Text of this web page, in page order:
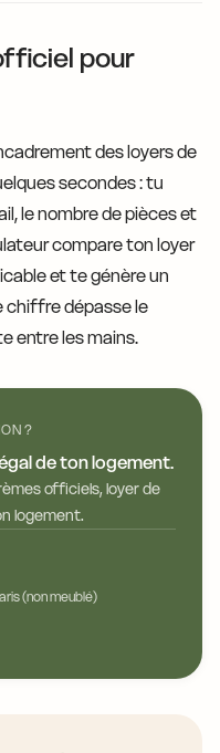
pour
des loyers de
secondes : tu
le nombre de pièces et
compare ton loyer
et te génère un
chiffre dépasse le
entre les mains.
?
de ton logement.
officiels, loyer de
logement.
(non meublé)